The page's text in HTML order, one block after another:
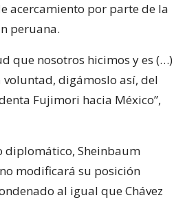
acercamiento por parte de la
peruana.
que nosotros hicimos y es (…)
voluntad, digámoslo así, del
Fujimori hacia México”,
diplomático, Sheinbaum
modificará su posición
al igual que Chávez